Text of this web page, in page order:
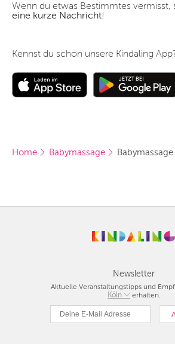
ANDERE
REGIONEN
Wenn du etwas Bestimmtes vermisst,
eine kurze Nachricht!
Kennst du schon unsere Kindaling
Home Babymassage
Newsletter
Aktuelle Veranstaltungstipps und
Köln
München
Hamburg
erhalten.